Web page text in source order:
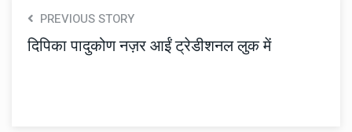
PREVIOUS STORY
दिपिका पादुकोण नज़र आईं ट्रेडीशनल लुक में